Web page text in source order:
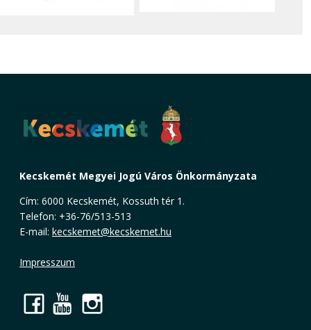
Kecskemét Megyei Jogú Város Önkormányzata
Cím: 6000 Kecskemét, Kossuth tér 1.
Telefon: +36-76/513-513
E-mail: kecskemet@kecskemet.hu
Impresszum
Facebook
YouTube